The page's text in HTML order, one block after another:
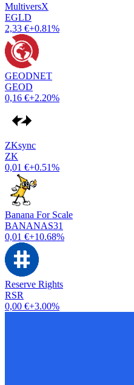
MultiversX
EGLD
2,33 €+0.81%
GEODNET
GEOD
0,16 €+2.20%
ZKsync
ZK
0,01 €+0.51%
Banana For Scale
BANANAS31
0,01 €+10.68%
Reserve Rights
RSR
0,00 €+3.00%